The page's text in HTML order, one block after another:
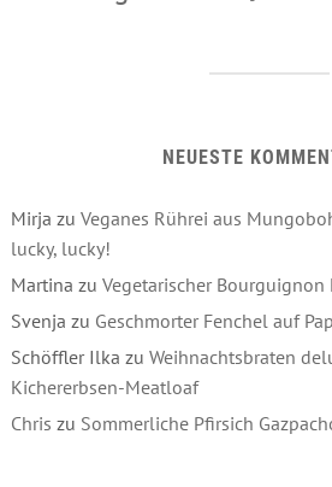
NEUESTE
Mirja zu Veganes Rührei aus
lucky, lucky!
Martina zu Vegetarischer
Svenja zu Geschmorter Fenchel auf
Schöffler Ilka zu Weihnachtsbraten
Kichererbsen-Meatloaf
Chris zu Sommerliche Pfirsich